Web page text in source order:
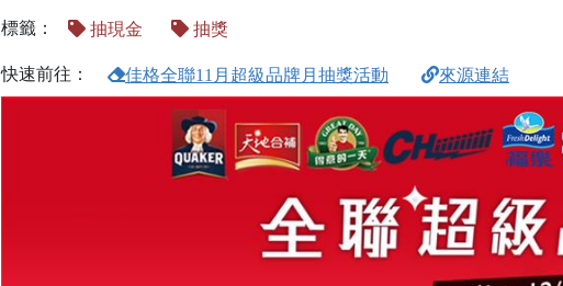
標籤： 抽現金 抽獎
快速前往： 佳格全聯11月超級品牌月抽獎活動 來源連結